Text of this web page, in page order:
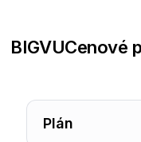
BIGVUCenové
Plán